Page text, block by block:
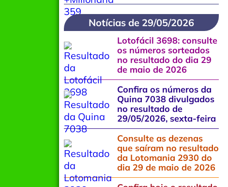
Notícias de 29/05/2026
Lotofácil 3698: consulte
os números sorteados
no resultado do dia 29
de maio de 2026
Confira os números da
Quina 7038 divulgados
no resultado de
29/05/2026, sexta-feira
Consulte as dezenas
que saíram no resultado
da Lotomania 2930 do
dia 29 de maio de 2026